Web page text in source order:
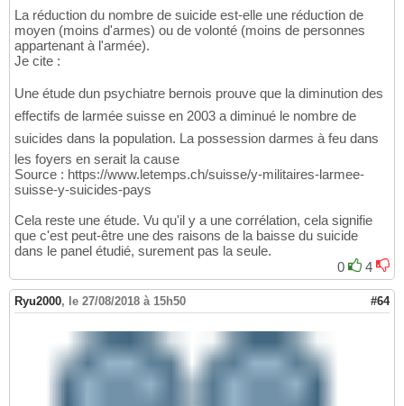
La réduction du nombre de suicide est-elle une réduction de
moyen (moins d'armes) ou de volonté (moins de personnes
appartenant à l'armée).
Je cite :
Une étude dun psychiatre bernois prouve que la diminution des
effectifs de larmée suisse en 2003 a diminué le nombre de
suicides dans la population. La possession darmes à feu dans
les foyers en serait la cause
Source : https://www.letemps.ch/suisse/y-militaires-larmee-
suisse-y-suicides-pays
Cela reste une étude. Vu qu'il y a une corrélation, cela signifie
que c'est peut-être une des raisons de la baisse du suicide
dans le panel étudié, surement pas la seule.
0
4
Ryu2000, le 27/08/2018 à 15h50 #64